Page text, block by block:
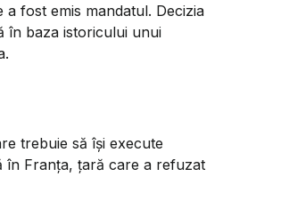
fost emis mandatul. Decizia
în baza istoricului unui
trebuie să își execute
în Franța, țară care a refuzat